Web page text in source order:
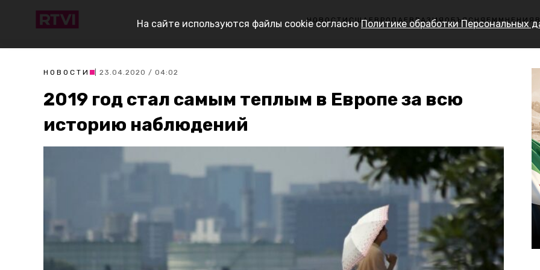
НОВОСТИ США ЕВРОПА ЕВРАЗИЯ ОБЪЯСНЯЕМ МНЕНИЯ
НОВОСТИ | 23.04.2020 / 04:02
2019 год стал самым теплым в Европе за всю
историю наблюдений
На сайте используются файлы cookie согласноПолитике обработки Персональных